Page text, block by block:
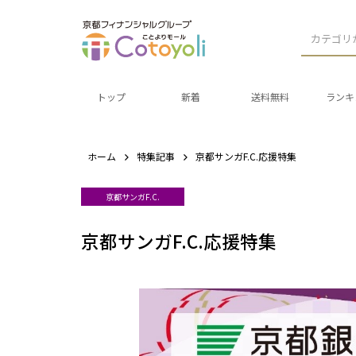
カテゴリ
トップ 新着 送料無料 ラン
ホーム 特集記事 京都サンガF.C.応援特集
京都サンガF.C.
京都サンガF.C.応援特集